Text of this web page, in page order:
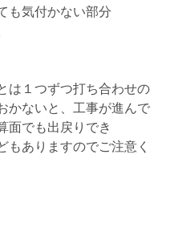
も気付かない部分
は１つずつ打ち合わせの
かないと、工事が進んで
面でも出戻りでき
もありますのでご注意く